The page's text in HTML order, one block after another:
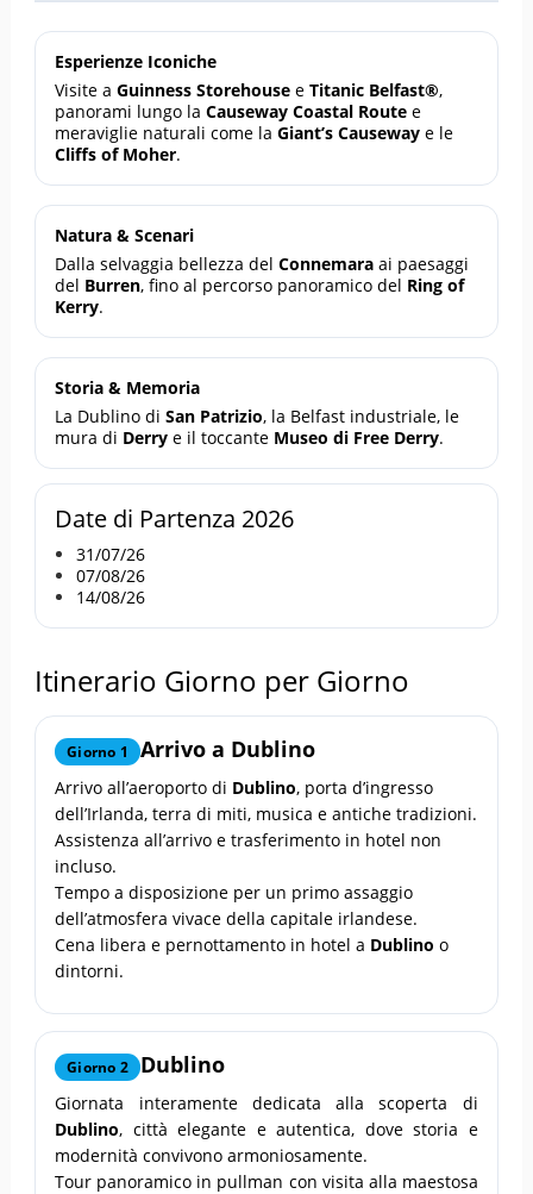
Esperienze Iconiche
Visite aGuinness Storehouse eTitanic Belfast®,
panorami lungo laCauseway Coastal Route e
meraviglie naturali come laGiant’s Causeway e le
Cliffs of Moher.
Natura & Scenari
Dalla selvaggia bellezza delConnemara ai paesaggi
del Burren, fino al percorso panoramico del Ring of
Kerry.
Storia & Memoria
La Dublino diSan Patrizio, la Belfast industriale, le
mura di Derry e il toccante Museo di Free Derry.
Date di Partenza 2026
31/07/26
07/08/26
14/08/26
Itinerario Giorno per Giorno
Giorno 1 Arrivo a Dublino
Arrivo all’aeroporto di Dublino, porta d’ingresso
dell’Irlanda, terra di miti, musica e antiche tradizioni.
Assistenza all’arrivo e trasferimento in hotel non
incluso.
Tempo a disposizione per un primo assaggio
dell’atmosfera vivace della capitale irlandese.
Cena libera e pernottamento in hotel a Dublino o
dintorni.
Giorno 2 Dublino
Giornata interamente dedicata alla scoperta di
Dublino, città elegante e autentica, dove storia e
modernità convivono armoniosamente.
Tour panoramico in pullman con visita alla maestosa